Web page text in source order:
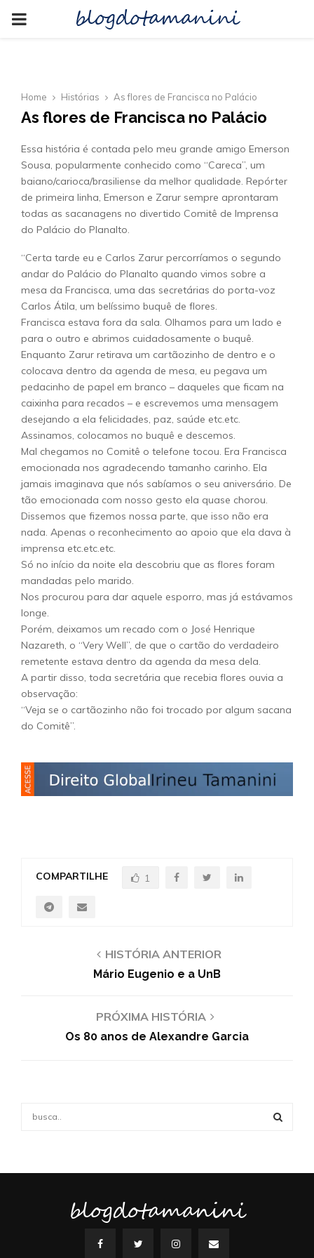
PRIMARYblogdotamanini
Home Histórias As flores de Francisca no Palácio
As flores de Francisca no Palácio
Essa história é contada pelo meu grande amigo Emerson
Sousa, popularmente conhecido como “Careca”, um
baiano/carioca/brasiliense da melhor qualidade. Repórter
de primeira linha, Emerson e Zarur sempre aprontaram
todas as sacanagens no divertido Comitê de Imprensa
do Palácio do Planalto.
“Certa tarde eu e Carlos Zarur percorríamos o segundo
andar do Palácio do Planalto quando vimos sobre a
mesa da Francisca, uma das secretárias do porta-voz
Carlos Átila, um belíssimo buquê de flores.
Francisca estava fora da sala. Olhamos para um lado e
para o outro e abrimos cuidadosamente o buquê.
Enquanto Zarur retirava um cartãozinho de dentro e o
colocava dentro da agenda de mesa, eu pegava um
pedacinho de papel em branco – daqueles que ficam na
caixinha para recados – e escrevemos uma mensagem
desejando a ela felicidades, paz, saúde etc.etc.
Assinamos, colocamos no buquê e descemos.
Mal chegamos no Comitê o telefone tocou. Era Francisca
emocionada nos agradecendo tamanho carinho. Ela
jamais imaginava que nós sabíamos o seu aniversário. De
tão emocionada com nosso gesto ela quase chorou.
Dissemos que fizemos nossa parte, que isso não era
nada. Apenas o reconhecimento ao apoio que ela dava à
imprensa etc.etc.etc.
Só no início da noite ela descobriu que as flores foram
mandadas pelo marido.
Nos procurou para dar aquele esporro, mas já estávamos
longe.
Porém, deixamos um recado com o José Henrique
Nazareth, o “Very Well”, de que o cartão do verdadeiro
remetente estava dentro da agenda da mesa dela.
A partir disso, toda secretária que recebia flores ouvia a
observação:
“Veja se o cartãozinho não foi trocado por algum sacana
do Comitê”.
COMPARTILHE 1
HISTÓRIA ANTERIOR
Mário Eugenio e a UnB
PRÓXIMA HISTÓRIA
Os 80 anos de Alexandre Garcia
E
blogdotamanini